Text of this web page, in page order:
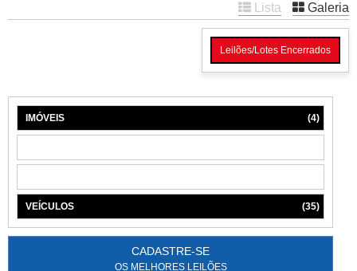
Lista Galeria
Leilões/Lotes Encerrados
IMÓVEIS (4)
VEÍCULOS (35)
CADASTRE-SE
OS MELHORES LEILÕES